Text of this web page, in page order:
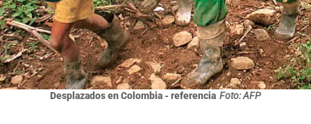
Desplazados en Colombia - referencia Foto: AFP